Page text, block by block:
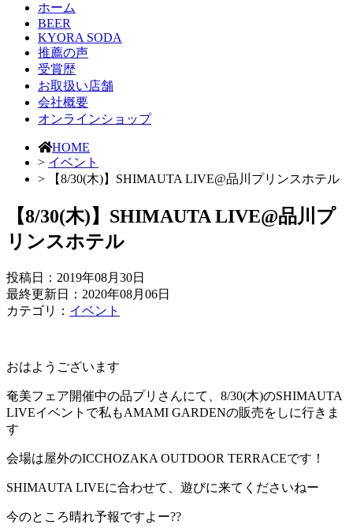
ホーム
BEER
KYORA SODA
推薦の声
受賞歴
お取扱い店舗
会社概要
オンラインショップ
HOME
> イベント
> 【8/30(木)】SHIMAUTA LIVE@品川プリンスホテル
【8/30(木)】SHIMAUTA LIVE@品川プ
リンスホテル
投稿日： 2019年08月30日
最終更新日：2020年08月06日
カテゴリ： イベント
おはようございます
奄美フェア開催中の品プリさんにて、8/30(木)のSHIMAUTA
LIVEイベントで私もAMAMI GARDENの販売をしに行きま
す
会場は屋外のICCHOZAKA OUTDOOR TERRACEです！
SHIMAUTA LIVEに合わせて、遊びに来てくださいねー
今のところ晴れ予報ですよー??